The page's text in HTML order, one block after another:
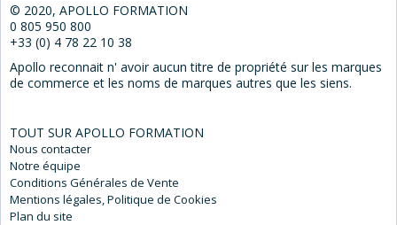
© 2020, APOLLO FORMATION
0 805 950 800
+33 (0) 4 78 22 10 38
Apollo reconnait n' avoir aucun titre de propriété sur les marques
de commerce et les noms de marques autres que les siens.
TOUT SUR APOLLO FORMATION
Nous contacter
Notre équipe
Conditions Générales de Vente
Mentions légales, Politique de Cookies
Plan du site